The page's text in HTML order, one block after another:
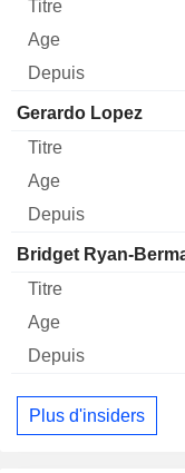
Gerardo Lopez
Bridget Ryan-
Plus d'insiders